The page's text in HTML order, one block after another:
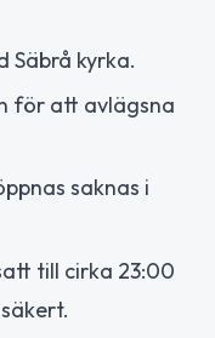
Säbrå kyrka.
för att avlägsna
saknas i
till cirka 23:00